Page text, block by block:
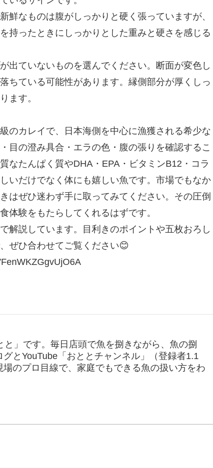
鮮なものは腹がしっかりと硬く張っていますが、
持ったときにしっかりとした重みと硬さを感じる
出ていないものを選んでください。断面が変色し
ちている可能性があります。縁側部分が厚くしっ
ます。
のカレイで、日本海側を中心に漁獲される希少な
目の澄み具合・エラの色・腹の張りを確認するこ
なたんぱく質やDHA・EPA・ビタミンB12・コラ
いだけでなく体にも嬉しい魚です。市場でもなか
はぜひ迷わず手に取ってみてください。その圧倒
体験をもたらしてくれるはずです。
解説しています。目利きのポイントや五枚おろし
ぜひ合わせてご覧ください😊
」です。毎日店頭で魚を捌きながら、魚の捌
とYouTube「おととチャンネル」（登録者1.1
のプロ目線で、家庭でもできる魚の扱い方をわ